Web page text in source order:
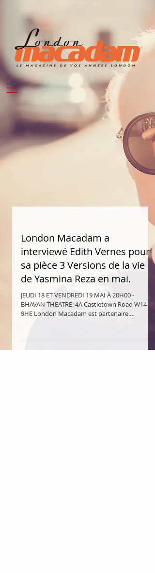
London Macadam a
interviewé Edith Vernes pour
sa pièce 3 Versions de la vie
de Yasmina Reza en mai.
JEUDI 18 ET VENDREDI 19 MAI À 20H00 -
BHAVAN THEATRE: 4A Castletown Road W14
9HE London Macadam est partenaire.